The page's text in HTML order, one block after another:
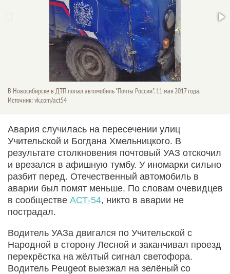
В Новосибирске в ДТП попал автомобиль "Почты России". 11 мая 2017 года.
Источник: vk.com/act54
Авария случилась на пересечении улиц
Учительской и Богдана Хмельницкого. В
результате столкновения почтовый УАЗ отскочил
и врезался в афишную тумбу. У иномарки сильно
разбит перед. Отечественный автомобиль в
аварии был помят меньше. По словам очевидцев
в сообществе АСТ-54, никто в аварии не
пострадал.
Водитель УАЗа двигался по Учительской с
Народной в сторону Лесной и заканчивал проезд
перекрёстка на жёлтый сигнал светофора.
Водитель Peugeot выезжал на зелёный со